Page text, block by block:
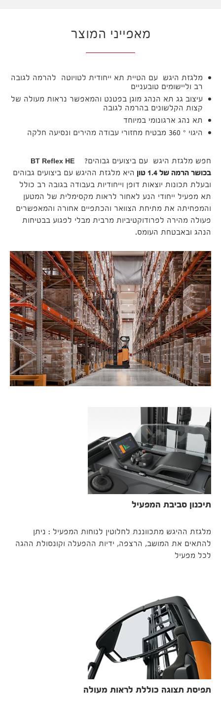
מאפייני המוצר
מלגזת היגש עם הטיית תא ייחודית לטויוטה להרמה לגובה
רב וליישומים טובעניים
עיצוב גג תא הנהג מוגן בפטנט והמאפשר נראות מעולה של
קצות הקלשונים בהרמה לגובה
תא נהג ארגונומי במיוחד
היגוי ° 360 מבטיח מחזורי עבודה מהירים ונסיעה חלקה
חפש מלגזת היגש עם ביצועים גבוהים? BT Reflex HE
בכושר הרמה של 1.4 טון
היא מלגזת ההיגש עם ביצועים גבוהים
ובעלת תכונות יוצאות דופן וייחודיות בעבודה בגובה רב כולל
תא מפעיל ייחודי הנע לאחור לראות מקסימלית של המטען
והמפחיתה את מתיחת הצוואר והכתפיים אחורה והמאפשרים
פעולה מהירה לפרודוקטיביות מרבית מבלי לפגוע בבטיחות
הנהג ובאבטחת העומס.
תיכנון סביבת המפעיל
מלגזת ההיגש מתכווננת לחלוטין לנוחות המפעיל : ניתן
להתאים את המושב, הרצפה, ידיות ההפעלה וקונסולת ההגה
לכל מפעיל
תפיסת תצוגה כוללת לראות מעולה